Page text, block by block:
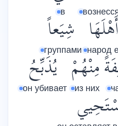
в
أَهْلَهَا
народ
شِيَعاً
группами
مِنْهُمْ
из них
يُذَبِّحُ
он убивает